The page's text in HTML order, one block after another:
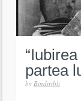
partea
by Bindiribli